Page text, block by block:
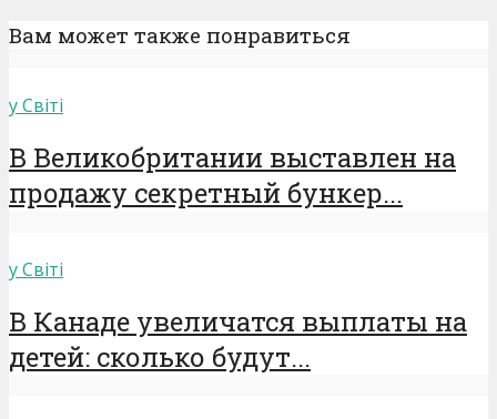
Вам может также понравиться
у Світі
В Великобритании выставлен на
продажу секретный бункер...
у Світі
В Канаде увеличатся выплаты на
детей: сколько будут...